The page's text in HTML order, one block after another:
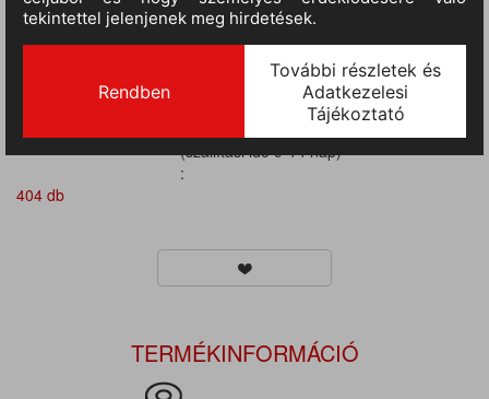
Méret:
M
Anyag:
100% pamut
Rövid ujjú, Galléros, Gombos, 210 gr/m2
(szállítási idő 9-14 nap)
:
404 db
TERMÉKINFORMÁCIÓ